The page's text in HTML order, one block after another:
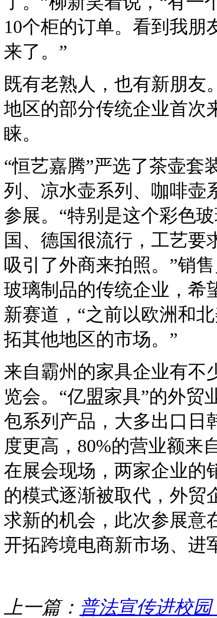
10个柜的订单。看到我朋
来了。”
既有老熟人，也有新朋友
地区的部分传统企业首次
睐。
“恒艺嘉腾”严选了茶壶套
列、凉水壶系列、咖啡壶
参展。“特别是这个彩色
国、德国很流行，工艺要
吸引了外商来拍照。”销
玻璃制品的传统企业，希
新赛道，“之前以欧洲和
拓其他地区的市场。”
来自霸州的家具企业有不
览会。“亿盟家具”的外贸
包系列产品，大多出口日
度更高，80%的营业额来
在展会现场，两家企业的
的模式逐渐被取代，外贸
求新的机会，此次参展意
开拓跨境电商新市场、进
上一篇： 普法宣传进校